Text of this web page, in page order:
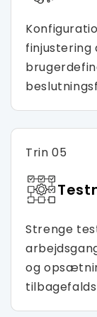
finjustering
Trin 05
Strenge
og